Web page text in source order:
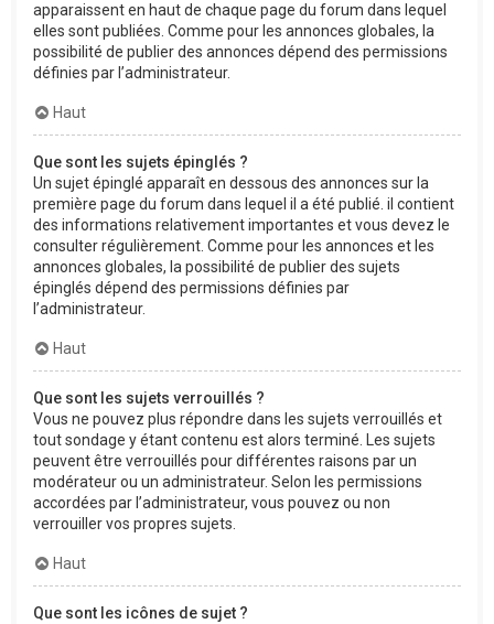
apparaissent en haut de chaque page du forum dans lequel
elles sont publiées. Comme pour les annonces globales, la
possibilité de publier des annonces dépend des permissions
définies par l’administrateur.
Haut
Que sont les sujets épinglés ?
Un sujet épinglé apparaît en dessous des annonces sur la
première page du forum dans lequel il a été publié. il contient
des informations relativement importantes et vous devez le
consulter régulièrement. Comme pour les annonces et les
annonces globales, la possibilité de publier des sujets
épinglés dépend des permissions définies par
l’administrateur.
Haut
Que sont les sujets verrouillés ?
Vous ne pouvez plus répondre dans les sujets verrouillés et
tout sondage y étant contenu est alors terminé. Les sujets
peuvent être verrouillés pour différentes raisons par un
modérateur ou un administrateur. Selon les permissions
accordées par l’administrateur, vous pouvez ou non
verrouiller vos propres sujets.
Haut
Que sont les icônes de sujet ?